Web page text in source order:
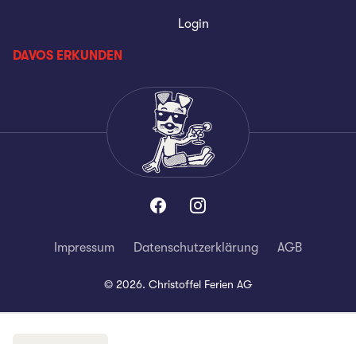
Login
DAVOS ERKUNDEN
Impressum Datenschutzerklärung AGB
© 2026. Christoffel Ferien AG